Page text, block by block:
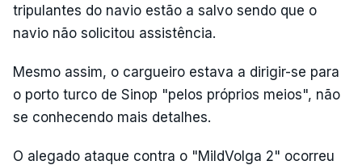
tripulantes do navio estão a salvo sendo que o
navio não solicitou assistência.
Mesmo assim, o cargueiro estava a dirigir-se para
o porto turco de Sinop "pelos próprios meios", não
se conhecendo mais detalhes.
O alegado ataque contra o "MildVolga 2" ocorreu